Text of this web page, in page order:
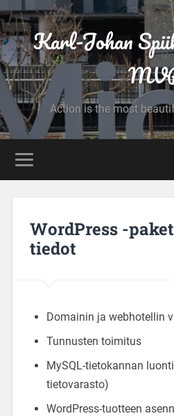
Karl-Johan
Action is the most
WordPress -
tiedot
Domainin ja webhotellin
Tunnusten toimitus
MySQL-tietokannan
tietovarasto)
WordPress-tuotteen